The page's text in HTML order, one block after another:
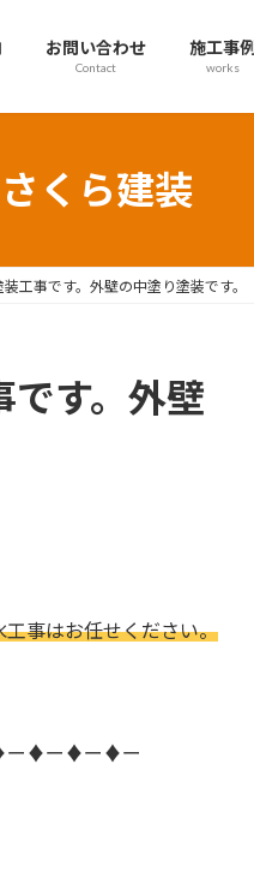
お問い合わせ
Contact
施工事例
works
くら建装
工事です。外壁の中塗り塗装です。
です。外壁
事はお任せください。
♦ー♦ー♦ー